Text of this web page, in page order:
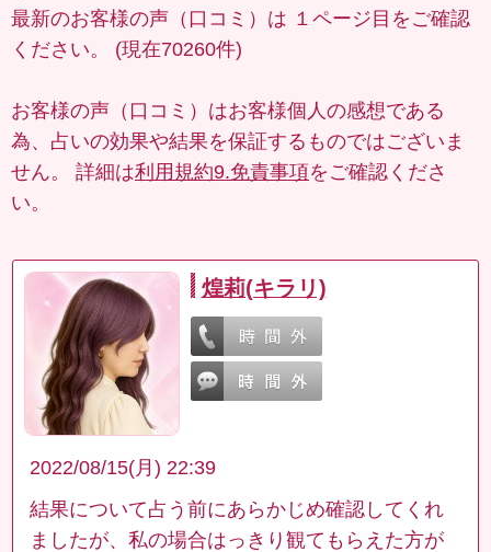
最新のお客様の声（口コミ）は １ページ目 をご確認
ください。 (現在70260件)
お客様の声（口コミ）はお客様個人の感想である
為、占いの効果や結果を保証するものではございま
せん。 詳細は利用規約9.免責事項をご確認くださ
い。
煌莉(キラリ)
2022/08/15(月) 22:39
結果について占う前にあらかじめ確認してくれ
ましたが、私の場合はっきり観てもらえた方が